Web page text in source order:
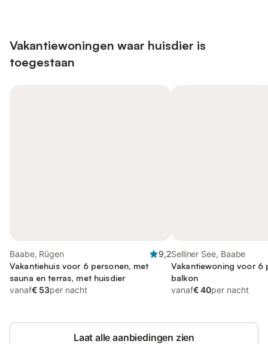
Vakantiewoningen waar huisdier is
toegestaan
Baabe, Rügen
9,2
Vakantiehuis voor 6 personen, met
sauna en terras, met huisdier
vanaf€ 53per nacht
Selliner See, Baabe
Vakantiewoning voor 6
balkon
vanaf€ 40per nacht
Laat alle aanbiedingen zien